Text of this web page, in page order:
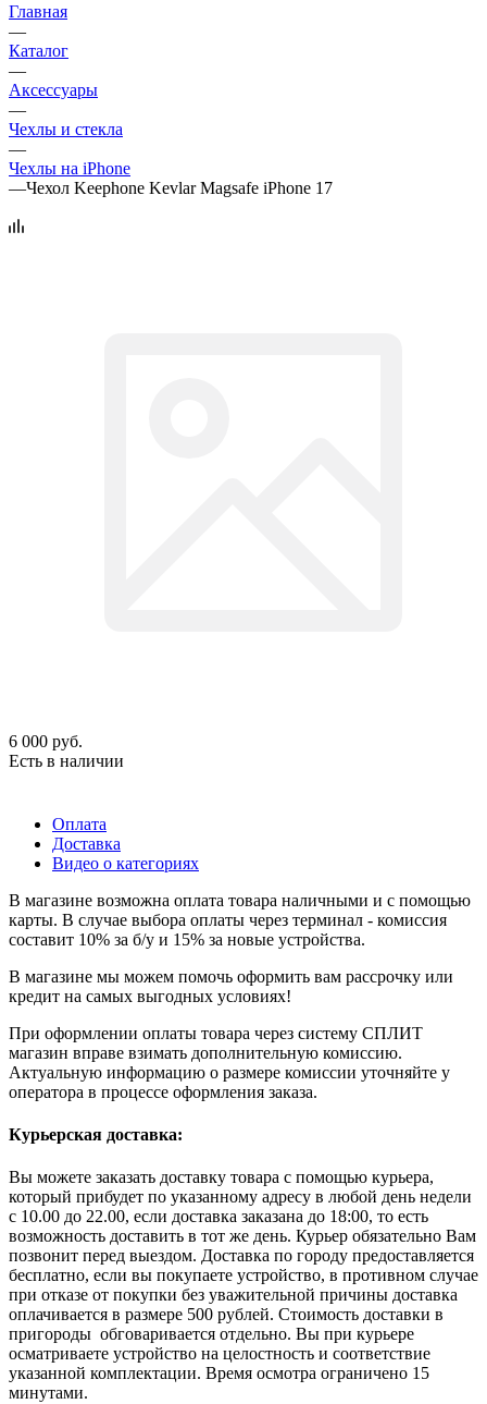
Главная
—
Каталог
—
Аксессуары
—
Чехлы и стекла
—
Чехлы на iPhone
—Чехол Keephone Kevlar Magsafe iPhone 17
6 000 руб.
Есть в наличии
Оплата
Доставка
Видео о категориях
В магазине возможна оплата товара наличными и с помощью
карты. В случае выбора оплаты через терминал - комиссия
составит 10% за б/у и 15% за новые устройства.
В магазине мы можем помочь оформить вам рассрочку или
кредит на самых выгодных условиях!
При оформлении оплаты товара через систему СПЛИТ
магазин вправе взимать дополнительную комиссию.
Актуальную информацию о размере комиссии уточняйте у
оператора в процессе оформления заказа.
Курьерская доставка:
Вы можете заказать доставку товара с помощью курьера,
который прибудет по указанному адресу в любой день недели
с 10.00 до 22.00, если доставка заказана до 18:00, то есть
возможность доставить в тот же день. Курьер обязательно Вам
позвонит перед выездом. Доставка по городу предоставляется
бесплатно, если вы покупаете устройство, в противном случае
при отказе от покупки без уважительной причины доставка
оплачивается в размере 500 рублей. Стоимость доставки в
пригороды обговаривается отдельно. Вы при курьере
осматриваете устройство на целостность и соответствие
указанной комплектации. Время осмотра ограничено 15
минутами.